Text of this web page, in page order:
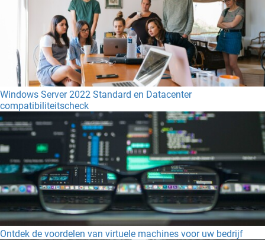
Windows Server 2022 Standard en Datacenter
compatibiliteitscheck
Ontdek de voordelen van virtuele machines voor uw bedrijf